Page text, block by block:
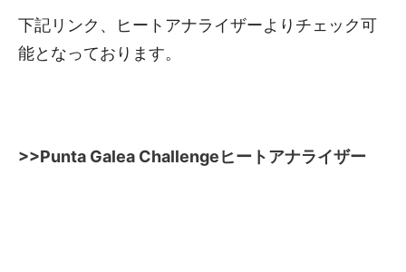
下記リンク、ヒートアナライザーよりチェック可
能となっております。
>>Punta Galea Challengeヒートアナライザー